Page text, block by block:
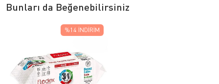
Bunları da Beğenebilirsiniz
%14 İNDIRIM